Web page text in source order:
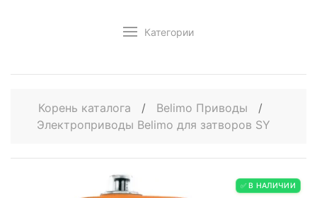
Категории
Корень каталога / Belimo Приводы
/
Электроприводы Belimo для затворов SY
✅ В НАЛИЧИИ